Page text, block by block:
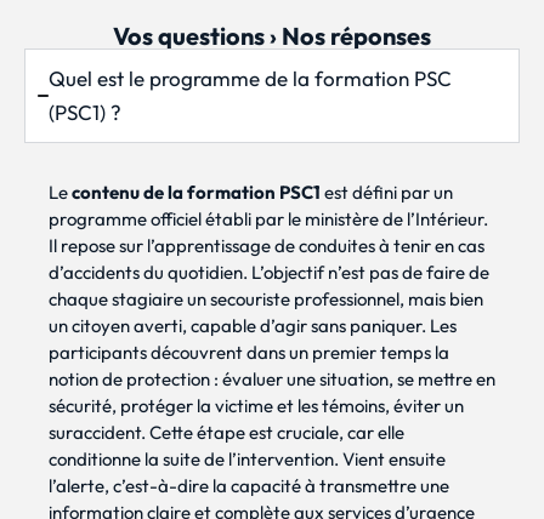
Vos questions › Nos réponses
Quel est le programme de la formation PSC
(PSC1) ?
Lecontenu de la formation PSC1 est défini par un
programme officiel établi par le ministère de l’Intérieur.
Il repose sur l’apprentissage de conduites à tenir en cas
d’accidents du quotidien. L’objectif n’est pas de faire de
chaque stagiaire un secouriste professionnel, mais bien
un citoyen averti, capable d’agir sans paniquer. Les
participants découvrent dans un premier temps la
notion de protection : évaluer une situation, se mettre en
sécurité, protéger la victime et les témoins, éviter un
suraccident. Cette étape est cruciale, car elle
conditionne la suite de l’intervention. Vient ensuite
l’alerte, c’est-à-dire la capacité à transmettre une
information claire et complète aux services d’urgence